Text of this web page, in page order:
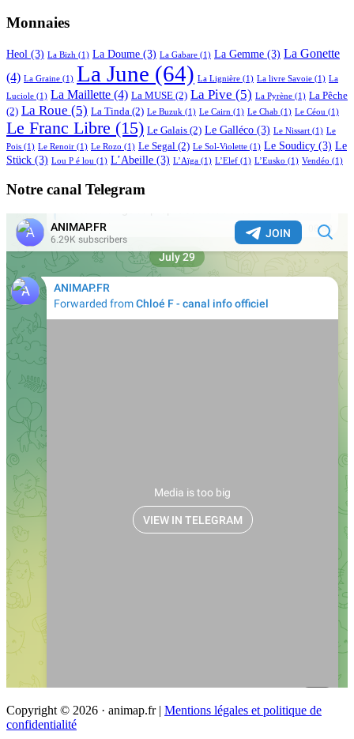
Monnaies
Heol (3) La Bizh (1) La Doume (3) La Gabare (1) La Gemme (3) La Gonette
(4) La Graine (1) La June (64) La Lignière (1) La livre Savoie (1) La
Luciole (1) La Maillette (4) La MUSE (2) La Pive (5) La Pyrène (1) La Pêche
(2) La Roue (5) La Tinda (2) Le Buzuk (1) Le Cairn (1) Le Chab (1) Le Céou (1)
Le Franc Libre (15) Le Galais (2) Le Galléco (3) Le Nissart (1) Le
Pois (1) Le Renoir (1) Le Rozo (1) Le Segal (2) Le Sol-Violette (1) Le Soudicy (3) Le
Stück (3) Lou P é lou (1) L’Abeille (3) L’Aïga (1) L’Elef (1) L’Eusko (1) Vendéo (1)
Notre canal Telegram
Copyright © 2026 · animap.fr | Mentions légales et politique de
confidentialité